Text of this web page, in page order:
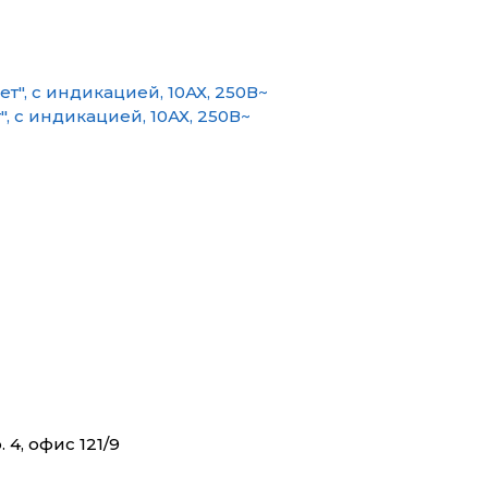
с индикацией, 10АХ, 250В~
4, офис 121/9